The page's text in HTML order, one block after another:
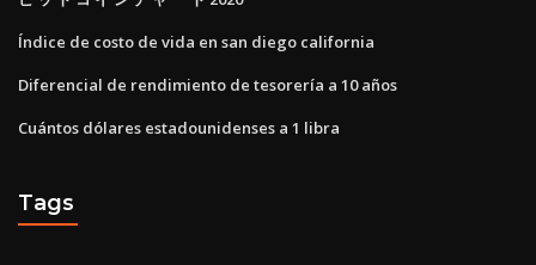
Índice de costo de vida en san diego california
Diferencial de rendimiento de tesorería a 10 años
Cuántos dólares estadounidenses a 1 libra
Tags